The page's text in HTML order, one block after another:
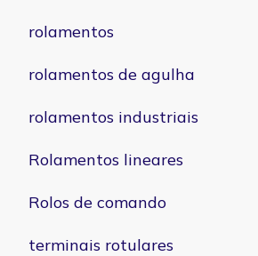
rolamentos
rolamentos de agulha
rolamentos industriais
Rolamentos lineares
Rolos de comando
terminais rotulares